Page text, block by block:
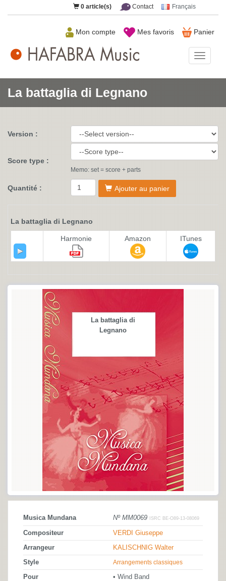
0 article(s) Contact Français
Panier
Mes favoris
Mon compte
Music
La battaglia di Legnano
Version :
Score type :
Memo: set = score + parts
Quantité : Ajouter au panier
La battaglia di Legnano
Harmonie Amazon ITunes
La battaglia di
Legnano
Musica Mundana Nº MM0069 ISRC BE-O89-13-08069
Compositeur VERDI Giuseppe
Arrangeur KALISCHNIG Walter
Style Arrangements classiques
Pour • Wind Band